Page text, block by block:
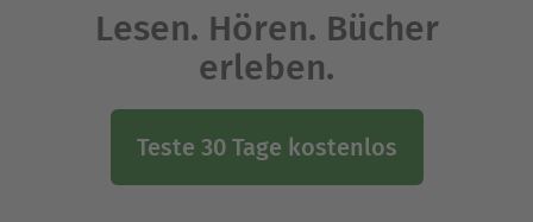
Lesen. Hören. Bücher
erleben.
Teste 30 Tage kostenlos